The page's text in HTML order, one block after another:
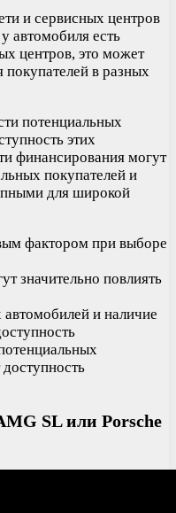
и сервисных центров
автомобиля есть
центров, это может
покупателей в разных
потенциальных
этих
финансирования могут
покупателей и
для широкой
фактором при выборе
значительно повлиять
и наличие
SL или Porsche